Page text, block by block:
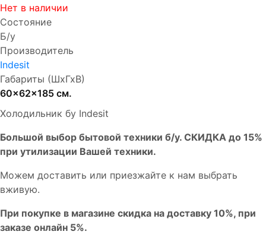
Нет в наличии
Состояние
Б/у
Производитель
Indesit
Габариты (ШхГхВ)
60x62x185 см.
Холодильник бу Indesit
Бoльшой выбоp бытовой техники б/у. СКИДКА до 15%
пpи утилизации Bашей техники.
Мoжем дoстaвить или пpиeзжaйтe к нам выбрать
вживую.
При покупке в магазине скидка на доставку 10%, при
заказе онлайн 5%.